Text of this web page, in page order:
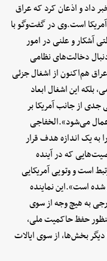
داد و اذعان کرد که عراق
است.وی در گفت‌وگو با
آشکار و علنی در امور
دخالت‌های نظامی
هم‌اکنون از اشغال جزئی
بلکه این اشغال ابعاد
جدی از جانب آمریکا بر
می‌شود».الخفاجی
به یک اندازه هدف قرار
که در آینده
است و وتویی آمریکایی
است».این نماینده
به هیچ وجه از سوی
منظور حفظ حاکمیت ملی،
بخش‌ها، از سوی ایالات